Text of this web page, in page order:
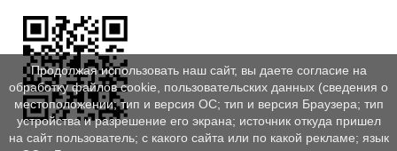
Продолжая использовать наш сайт, вы даете согласие на
обработку файлов cookie, пользовательских данных (сведения о
местоположении; тип и версия ОС; тип и версия Браузера; тип
устройства и разрешение его экрана; источник откуда пришел
на сайт пользователь; с какого сайта или по какой рекламе; язык